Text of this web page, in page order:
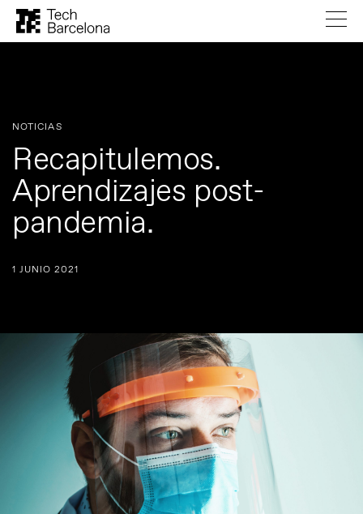
NOTICIAS
Recapitulemos.
Aprendizajes post-
pandemia.
1 JUNIO 2021